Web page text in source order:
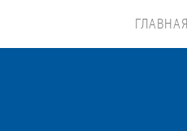
ГЛАВНАЯ